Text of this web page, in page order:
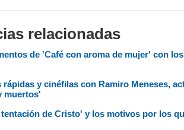
relacionadas
de 'Café con aroma de mujer' con
rápidas y cinéfilas con Ramiro Meneses,
muertos'
de Cristo' y los motivos por los